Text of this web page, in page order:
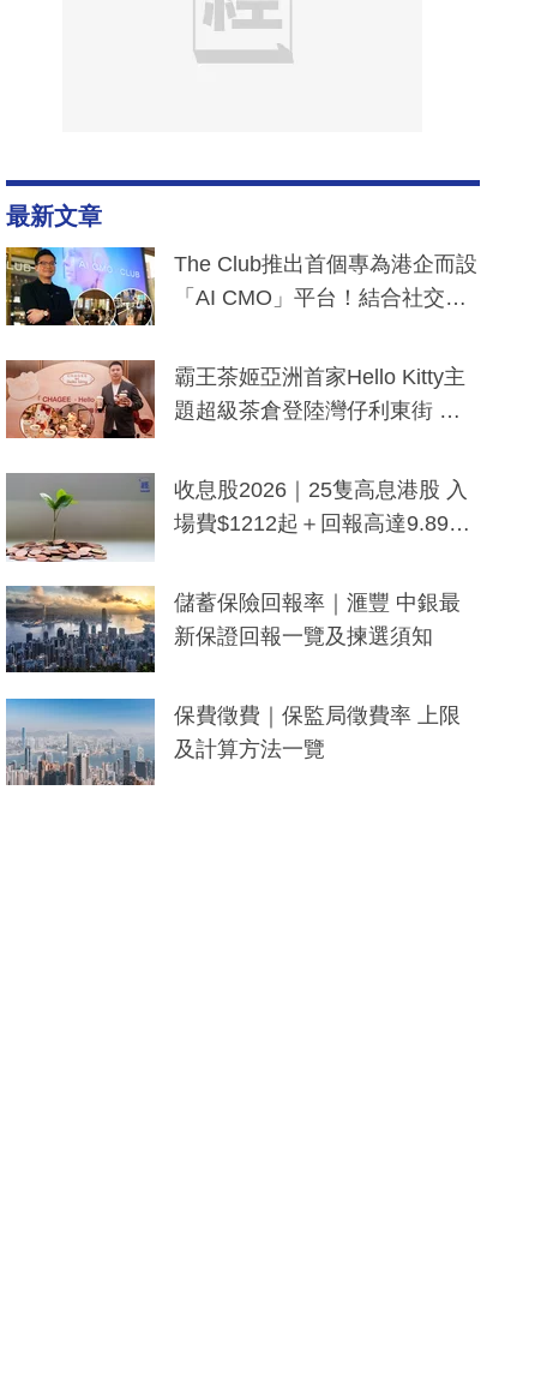
最新文章
The Club推出首個專為港企而設
「AI CMO」平台！結合社交聆
分鐘生成「貼地」宣傳短片
霸王茶姬亞洲首家Hello Kitty主
題超級茶倉登陸灣仔利東街 推
y及香港限定特調系列
收息股2026｜25隻高息港股 入
場費$1212起＋回報高達9.89
儲蓄保險回報率｜滙豐 中銀最
新保證回報一覽及揀選須知
保費徵費｜保監局徵費率 上限
及計算方法一覽